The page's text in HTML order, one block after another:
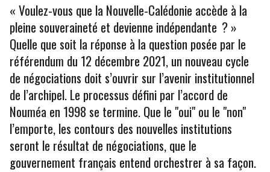
« Voulez-vous que la Nouvelle-Calédonie accède à la
pleine souveraineté et devienne indépendante ? »
Quelle que soit la réponse à la question posée par le
référendum du 12 décembre 2021, un nouveau cycle
de négociations doit s’ouvrir sur l’avenir institutionnel
de l’archipel. Le processus défini par l’accord de
Nouméa en 1998 se termine. Que le "oui" ou le "non"
l’emporte, les contours des nouvelles institutions
seront le résultat de négociations, que le
gouvernement français entend orchestrer à sa façon.